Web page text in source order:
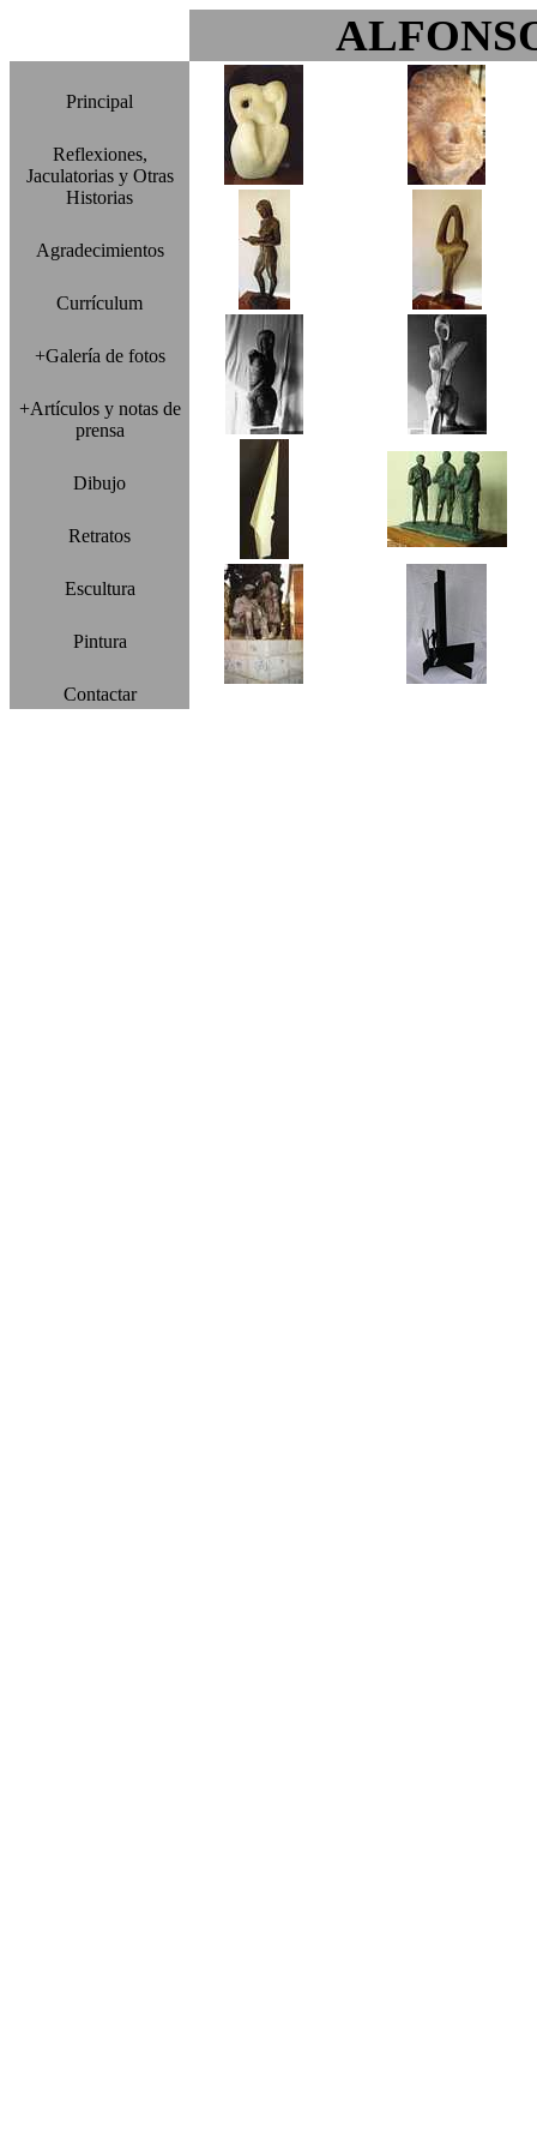
Principal
Reflexiones,
Jaculatorias y Otras
Historias
Agradecimientos
Currículum
+Galería de fotos
+Artículos y notas de
prensa
Dibujo
Retratos
Escultura
Pintura
Contactar